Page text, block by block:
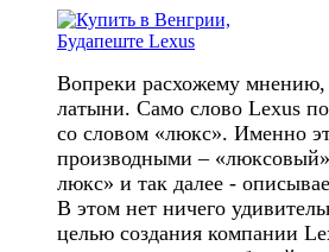
Вопреки расхожему мнению,
латыни. Само слово Lexus
со словом «люкс». Именно
производными –
люкс» и так далее -
В этом нет ничего
целью создания компании